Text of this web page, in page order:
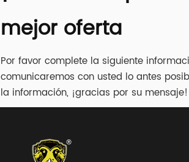
car...
mejor oferta
Por favor complete la siguiente
comunicaremos con usted lo antes
la información, ¡gracias por su mensaje!